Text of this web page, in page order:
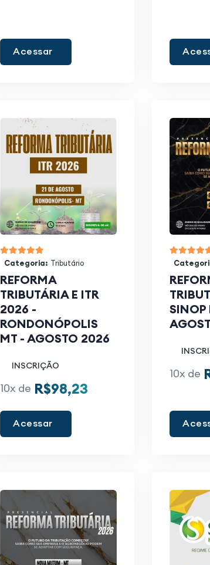
Acessar
Categoria: Tributário
REFORMA
TRIBUTÁRIA E ITR
2026 -
RONDONÓPOLIS
MT - AGOSTO 2026
INSCRIÇÃO
10x de R$98,23
Acessar
SINOP
10x de